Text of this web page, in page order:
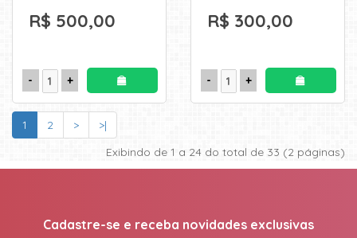
R$ 500,00 R$ 300,00
1 2 >
>|
Exibindo de 1 a 24 do total de 33 (2 páginas)
Cadastre-se e receba novidades exclusivas